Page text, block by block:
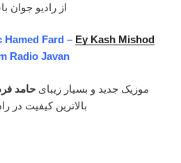
از رادیو جوان
Hamed Fard – Ey Kash Mishod
Radio Javan
موزیک جدید و بسیار زیبایحامد
بالاترین کیفیت در